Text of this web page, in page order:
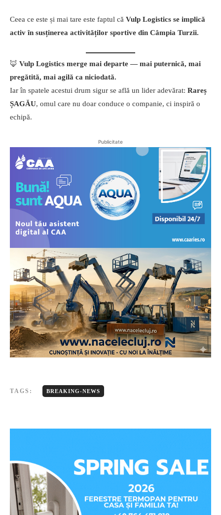
Ceea ce este și mai tare este faptul că Vulp Logistics se implică
activ în susținerea activităților sportive din Câmpia Turzii.
🦊 Vulp Logistics merge mai departe — mai puternică, mai
pregătită, mai agilă ca niciodată.
Iar în spatele acestui drum sigur se află un lider adevărat: Rareș
ȘAGĂU, omul care nu doar conduce o companie, ci inspiră o
echipă.
Publicitate
TAGS: BREAKING-NEWS